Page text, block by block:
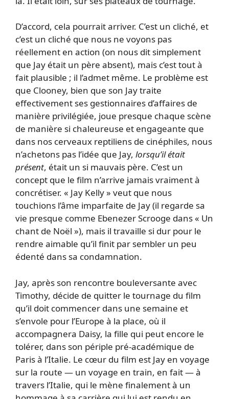
D’accord, cela pourrait arriver. C’est un cliché, et
c’est un cliché que nous ne voyons pas
réellement en action (on nous dit simplement
que Jay était un père absent), mais c’est tout à
fait plausible ; il l’admet même. Le problème est
que Clooney, bien que son Jay traite
effectivement ses gestionnaires d’affaires de
manière privilégiée, joue presque chaque scène
de manière si chaleureuse et engageante que
dans nos cerveaux reptiliens de cinéphiles, nous
n’achetons pas l’idée que Jay, lorsqu’il était
présent, était un si mauvais père. C’est un
concept que le film n’arrive jamais vraiment à
concrétiser. « Jay Kelly » veut que nous
touchions l’âme imparfaite de Jay (il regarde sa
vie presque comme Ebenezer Scrooge dans « Un
chant de Noël »), mais il travaille si dur pour le
rendre aimable qu’il finit par sembler un peu
édenté dans sa condamnation.
Jay, après son rencontre bouleversante avec
Timothy, décide de quitter le tournage du film
qu’il doit commencer dans une semaine et
s’envole pour l’Europe à la place, où il
accompagnera Daisy, la fille qui peut encore le
tolérer, dans son périple pré-académique de
Paris à l’Italie. Le cœur du film est Jay en voyage
sur la route — un voyage en train, en fait — à
travers l’Italie, qui le mène finalement à un